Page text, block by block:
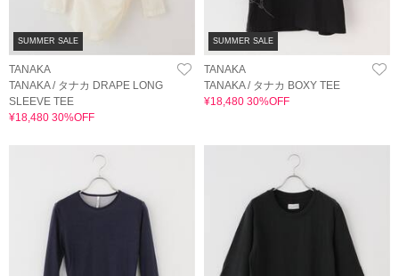
SUMMER SALE
TANAKA
TANAKA / タナカ DRAPE LONG
SLEEVE TEE
¥18,480 30%OFF
SUMMER SALE
TANAKA
TANAKA / タナカ BOXY TEE
¥18,480 30%OFF